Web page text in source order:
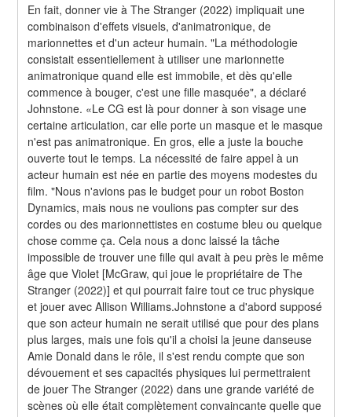
En fait, donner vie à The Stranger (2022) impliquait une
combinaison d'effets visuels, d'animatronique, de
marionnettes et d'un acteur humain. "La méthodologie
consistait essentiellement à utiliser une marionnette
animatronique quand elle est immobile, et dès qu'elle
commence à bouger, c'est une fille masquée", a déclaré
Johnstone. «Le CG est là pour donner à son visage une
certaine articulation, car elle porte un masque et le masque
n'est pas animatronique. En gros, elle a juste la bouche
ouverte tout le temps. La nécessité de faire appel à un
acteur humain est née en partie des moyens modestes du
film. "Nous n'avions pas le budget pour un robot Boston
Dynamics, mais nous ne voulions pas compter sur des
cordes ou des marionnettistes en costume bleu ou quelque
chose comme ça. Cela nous a donc laissé la tâche
impossible de trouver une fille qui avait à peu près le même
âge que Violet [McGraw, qui joue le propriétaire de The
Stranger (2022)] et qui pourrait faire tout ce truc physique
et jouer avec Allison Williams.Johnstone a d'abord supposé
que son acteur humain ne serait utilisé que pour des plans
plus larges, mais une fois qu'il a choisi la jeune danseuse
Amie Donald dans le rôle, il s'est rendu compte que son
dévouement et ses capacités physiques lui permettraient
de jouer The Stranger (2022) dans une grande variété de
scènes où elle était complètement convaincante quelle que